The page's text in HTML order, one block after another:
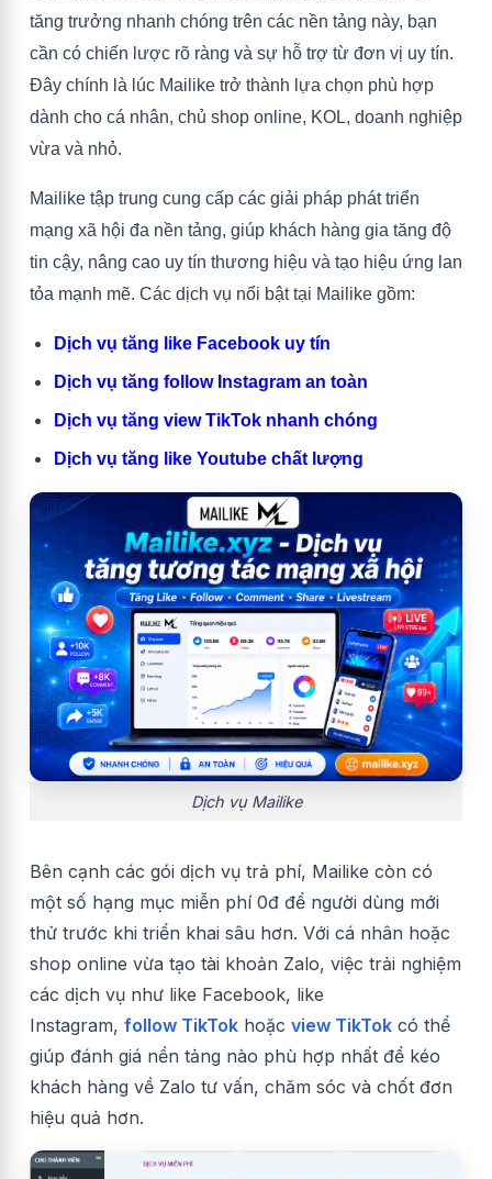
tăng trưởng nhanh chóng trên các nền tảng này, bạn
cần có chiến lược rõ ràng và sự hỗ trợ từ đơn vị uy tín.
Đây chính là lúc Mailike trở thành lựa chọn phù hợp
dành cho cá nhân, chủ shop online, KOL, doanh nghiệp
vừa và nhỏ.
Mailike tập trung cung cấp các giải pháp phát triển
mạng xã hội đa nền tảng, giúp khách hàng gia tăng độ
tin cậy, nâng cao uy tín thương hiệu và tạo hiệu ứng lan
tỏa mạnh mẽ. Các dịch vụ nổi bật tại Mailike gồm:
Dịch vụ tăng like Facebook uy tín
Dịch vụ tăng follow Instagram an toàn
Dịch vụ tăng view TikTok nhanh chóng
Dịch vụ tăng like Youtube chất lượng
Dịch vụ Mailike
Bên cạnh các gói dịch vụ trả phí, Mailike còn có
một số hạng mục miễn phí 0đ để người dùng mới
thử trước khi triển khai sâu hơn. Với cá nhân hoặc
shop online vừa tạo tài khoản Zalo, việc trải nghiệm
các dịch vụ như like Facebook, like
Instagram, follow TikTok hoặc view TikTok có thể
giúp đánh giá nền tảng nào phù hợp nhất để kéo
khách hàng về Zalo tư vấn, chăm sóc và chốt đơn
hiệu quả hơn.